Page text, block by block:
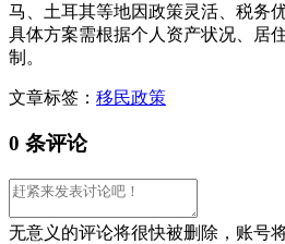
马、土耳其等地因政策灵活、税务
具体方案需根据个人资产状况、居
制。
文章标签： 移民政策
0 条评论
无意义的评论将很快被删除，账号